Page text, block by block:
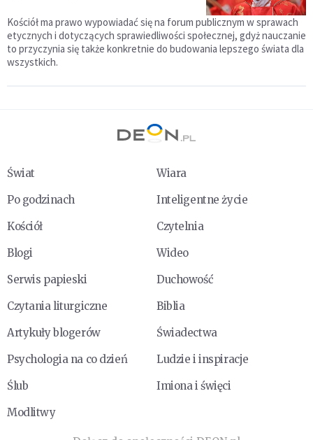
Kościół ma prawo wypowiadać się na forum publicznym w sprawach
etycznych i dotyczących sprawiedliwości społecznej, gdyż nauczanie
to przyczynia się także konkretnie do budowania lepszego świata dla
wszystkich.
Świat
Wiara
Po godzinach
Inteligentne życie
Kościół
Czytelnia
Blogi
Wideo
Serwis papieski
Duchowość
Czytania liturgiczne
Biblia
Artykuły blogerów
Świadectwa
Psychologia na co dzień
Ludzie i inspiracje
Ślub
Imiona i święci
Modlitwy